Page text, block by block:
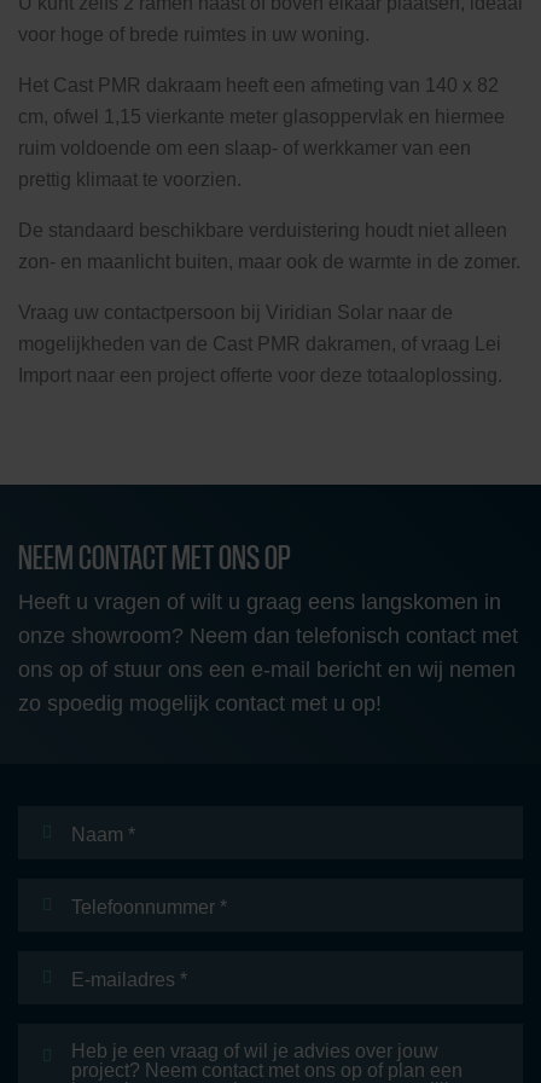
voor hoge of brede ruimtes in uw woning.
Het Cast PMR dakraam heeft een afmeting van 140 x 82
cm, ofwel 1,15 vierkante meter glasoppervlak en hiermee
ruim voldoende om een slaap- of werkkamer van een
prettig klimaat te voorzien.
De standaard beschikbare verduistering houdt niet alleen
zon- en maanlicht buiten, maar ook de warmte in de zomer.
Vraag uw contactpersoon bij Viridian Solar naar de
mogelijkheden van de Cast PMR dakramen, of vraag Lei
Import naar een project offerte voor deze totaaloplossing.
NEEM CONTACT MET ONS OP
Heeft u vragen of wilt u graag eens langskomen in
onze showroom? Neem dan telefonisch contact met
ons op of stuur ons een e-mail bericht en wij nemen
zo spoedig mogelijk contact met u op!
mailadres *